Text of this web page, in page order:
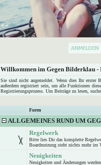
Willkommen im Gegen Bilderklau -
Sie sind nicht angemeldet. Wenn dies Ihr erster
außerdem registriert sein, um alle Funktionen
Registrierungsprozess. Um Beiträge zu lesen,
Foren
ALLGEMEINES RUND UM
Regelwerk
Bitte lies Dir das komplette
Boardnutzung steht nichts mehr im
Neuigkeiten
Neuigkeiten und Änderungen